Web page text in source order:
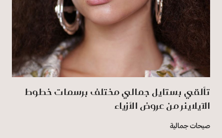
تألقي بستايل جمالي مختلف برسمات خطوط
الآيلاينر من عروض الأزياء
صيحات جمالية